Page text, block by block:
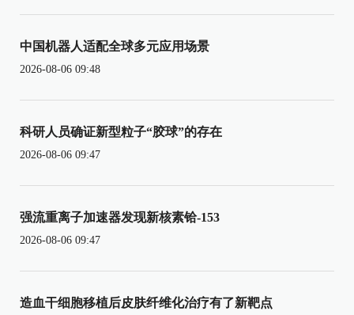
中国机器人适配全球多元应用场景
2026-08-06 09:48
科研人员确证新型粒子“胶球”的存在
2026-08-06 09:47
强流重离子加速器发现新核素铪-153
2026-08-06 09:47
造血干细胞移植后皮肤纤维化治疗有了新靶点